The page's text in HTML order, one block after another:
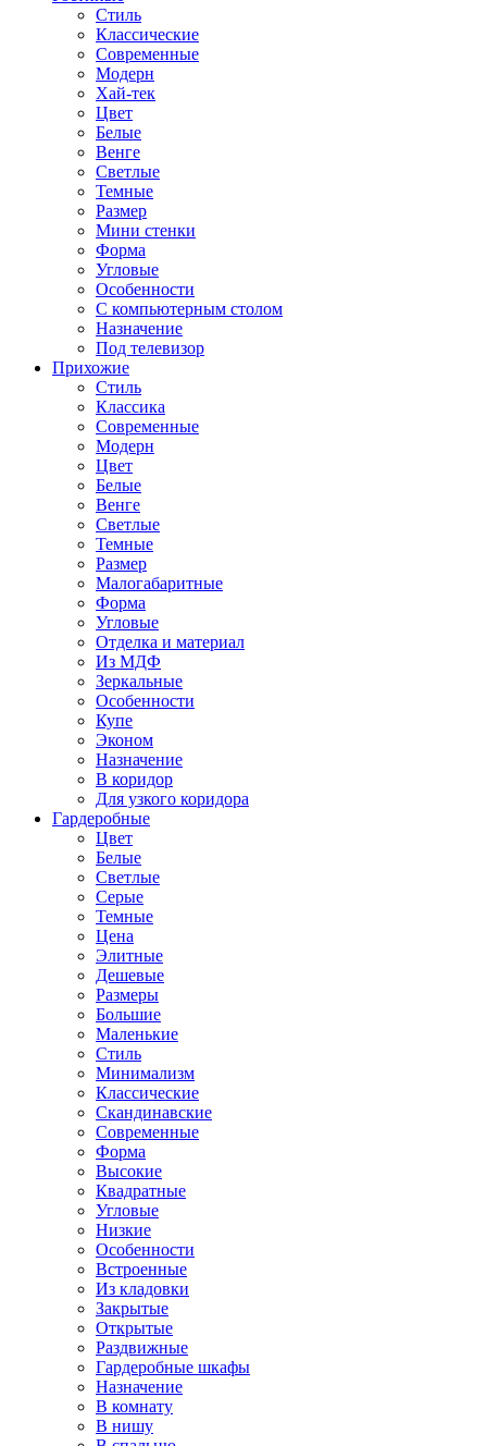
Стиль
Классические
Современные
Модерн
Хай-тек
Цвет
Белые
Венге
Светлые
Темные
Размер
Мини стенки
Форма
Угловые
Особенности
С компьютерным столом
Назначение
Под телевизор
Прихожие
Стиль
Классика
Современные
Модерн
Цвет
Белые
Венге
Светлые
Темные
Размер
Малогабаритные
Форма
Угловые
Отделка и материал
Из МДФ
Зеркальные
Особенности
Купе
Эконом
Назначение
В коридор
Для узкого коридора
Гардеробные
Цвет
Белые
Светлые
Серые
Темные
Цена
Элитные
Дешевые
Размеры
Большие
Маленькие
Стиль
Минимализм
Классические
Скандинавские
Современные
Форма
Высокие
Квадратные
Угловые
Низкие
Особенности
Встроенные
Из кладовки
Закрытые
Открытые
Раздвижные
Гардеробные шкафы
Назначение
В комнату
В нишу